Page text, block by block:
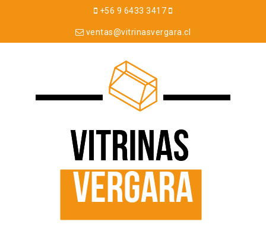
+56 9 6433 3417
ventas@vitrinasvergara.cl